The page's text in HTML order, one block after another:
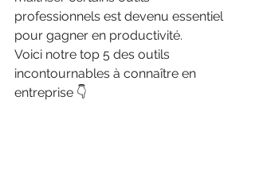
professionnels est devenu essentiel
pour gagner en productivité.
Voici notre top 5 des outils
incontournables à connaître en
entreprise 👇